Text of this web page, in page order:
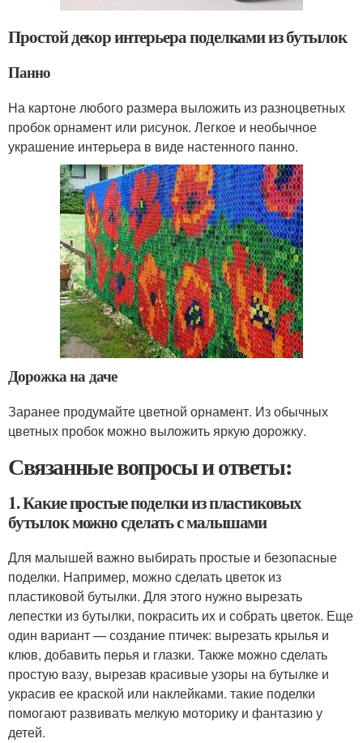
Простой декор интерьера поделками из бутылок
Панно
На картоне любого размера выложить из разноцветных
пробок орнамент или рисунок. Легкое и необычное
украшение интерьера в виде настенного панно.
Дорожка на даче
Заранее продумайте цветной орнамент. Из обычных
цветных пробок можно выложить яркую дорожку.
Связанные вопросы и ответы:
1. Какие простые поделки из пластиковых
бутылок можно сделать с малышами
Для малышей важно выбирать простые и безопасные
поделки. Например, можно сделать цветок из
пластиковой бутылки. Для этого нужно вырезать
лепестки из бутылки, покрасить их и собрать цветок. Еще
один вариант — создание птичек: вырезать крылья и
клюв, добавить перья и глазки. Также можно сделать
простую вазу, вырезав красивые узоры на бутылке и
украсив ее краской или наклейками. такие поделки
помогают развивать мелкую моторику и фантазию у
детей.